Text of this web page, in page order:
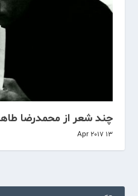
چند شعر از محمدرضا
13 Apr 2017